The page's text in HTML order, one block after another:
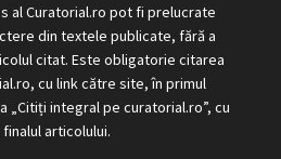
al Curatorial.ro pot fi prelucrate
din textele publicate, fără a
citat. Este obligatorie citarea
cu link către site, în primul
„Citiți integral pe curatorial.ro”, cu
finalul articolului.